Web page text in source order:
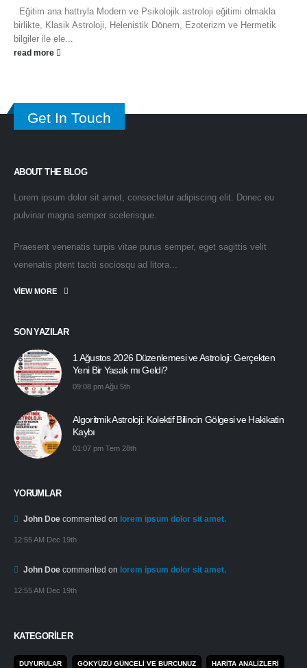
Eğitim ana hattıyla Modern ve Psikolojik astroloji eğitimi olmakla
birlikte, Klasik Astroloji, Helenistik Dönem, Ezoterizm ve Hermetik
bilgiler ile ele...
read more
Get In Touch
ABOUT THE BLOG
Lorem ipsum dolor sit amet, consectetur adipiscing elit. Donec eu
pulvinar magna semper scelerisque.
Praesent venenatis turpis vitae purus semper, eget sagittis velit
venenatis ptent taciti sociosqu ad litora...
VIEW MORE
SON YAZILAR
1 Ağustos 2026 Düzenlemesi ve Astroloji: Gerçekten
Yeni Bir Yasak mı Geldi?
09:08 pm Ağu 5th
Algoritmik Astroloji: Kolektif Bilincin Gölgesi ve Hakikatin
Kaybı
01:07 pm Tem 28th
YORUMLAR
John Doe commented on lorem ipsum dolor sit amet.
12:55 AM Dec 19th
John Doe commented on lorem ipsum dolor sit amet.
12:55 AM Dec 19th
KATEGORILER
DUYURULAR GÖKYÜZÜ GÜNCELI VE BURCUNUZ HARITA ANALIZLERI